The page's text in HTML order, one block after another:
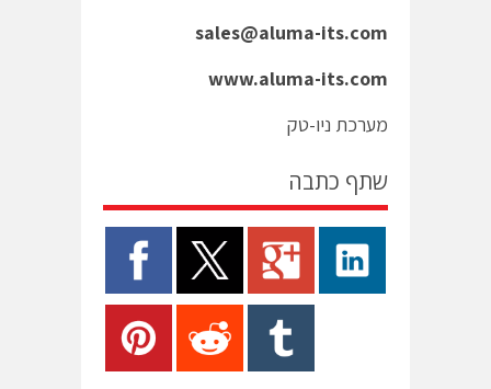
sales@aluma-its.com
www.aluma-its.com
מערכת ניו-טק
שתף כתבה